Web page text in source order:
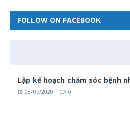
FOLLOW ON FACEBOOK
Lập kế hoạch chăm sóc bệnh
08/07/2020 0